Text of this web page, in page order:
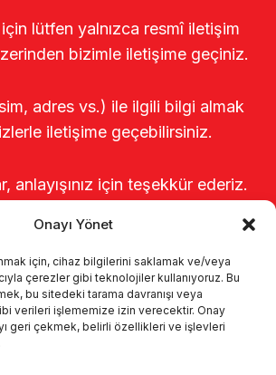
Onayı Yönet
için, cihaz bilgilerini saklamak ve/veya
çerezler gibi teknolojiler kullanıyoruz. Bu
bu sitedeki tarama davranışı veya
verileri işlememize izin verecektir. Onay
geri çekmek, belirli özellikleri ve işlevleri
lütfen yalnızca resmî iletişim
bizimle iletişime geçiniz.
adres vs.) ile ilgili bilgi almak
iletişime geçebilirsiniz.
anlayışınız için teşekkür ederiz.